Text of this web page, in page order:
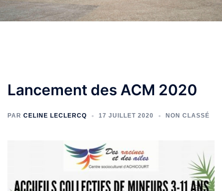
Lancement des ACM 2020
PAR CELINE LECLERCQ 17 JUILLET 2020 NON CLASSÉ